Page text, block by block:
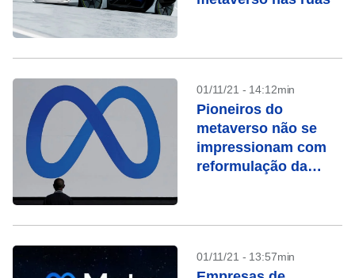
01/11/21 - 14:12min
Pioneiros do
metaverso não se
impressionam com
reformulação da
01/11/21 - 13:57min